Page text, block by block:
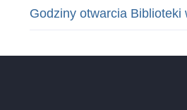
Odnośniki
nawigacji
Godziny otwarcia Biblioteki